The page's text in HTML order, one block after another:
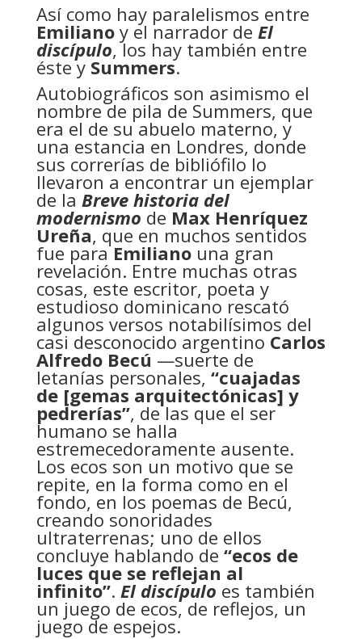
Así como hay paralelismos entre
Emilianoy el narrador de El
discípulo, los hay también entre
éste y Summers.
Autobiográficos son asimismo el
nombre de pila de Summers, que
era el de su abuelo materno, y
una estancia en Londres, donde
sus correrías de bibliófilo lo
llevaron a encontrar un ejemplar
de la Breve historia del
modernismo de Max Henríquez
Ureña, que en muchos sentidos
fue paraEmilianouna gran
revelación. Entre muchas otras
cosas, este escritor, poeta y
estudioso dominicano rescató
algunos versos notabilísimos del
casi desconocido argentino Carlos
Alfredo Becú —suerte de
letanías personales, “cuajadas
de [gemas arquitectónicas] y
pedrerías”, de las que el ser
humano se halla
estremecedoramente ausente.
Los ecos son un motivo que se
repite, en la forma como en el
fondo, en los poemas de Becú,
creando sonoridades
ultraterrenas; uno de ellos
concluye hablando de “ecos de
luces que se reflejan al
infinito”. El discípulo es también
un juego de ecos, de reflejos, un
juego de espejos.